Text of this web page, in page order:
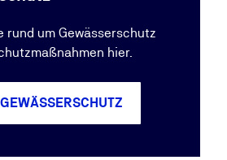
rund um Gewässerschutz
hier.